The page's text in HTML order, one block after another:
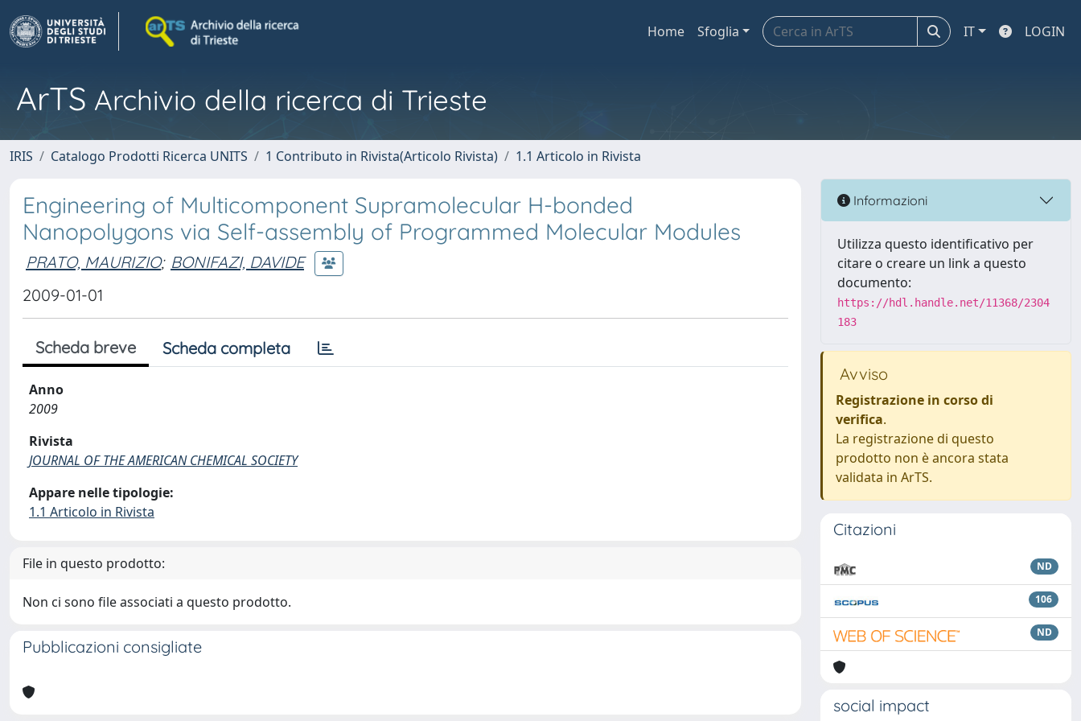
Home Sfoglia IT LOGIN
ArTS Archivio della ricerca di Trieste
IRIS Catalogo Prodotti Ricerca UNITS 1 Contributo in Rivista(Articolo Rivista) 1.1 Articolo in Rivista
Engineering of Multicomponent Supramolecular H-bonded
Nanopolygons via Self-assembly of Programmed Molecular Modules
PRATO, MAURIZIO; BONIFAZI, DAVIDE
2009-01-01
Scheda breve Scheda completa
Anno
2009
Rivista
JOURNAL OF THE AMERICAN CHEMICAL SOCIETY
Appare nelle tipologie:
1.1 Articolo in Rivista
File in questo prodotto:
Non ci sono file associati a questo prodotto.
Pubblicazioni consigliate
Informazioni
Utilizza questo identificativo per
citare o creare un link a questo
documento:
https://hdl.handle.net/11368/2304
183
Avviso
Registrazione in corso di
verifica.
La registrazione di questo
prodotto non è ancora stata
validata in ArTS.
Citazioni
ND
106
ND
social impact